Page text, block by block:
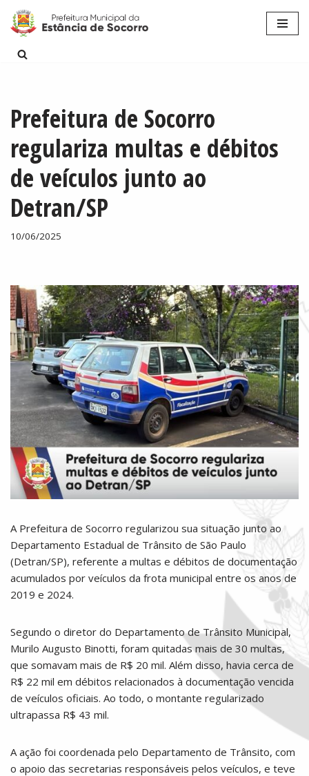
Pular
para
Prefeitura de Socorro
regulariza multas e débitos
de veículos junto ao
Detran/SP
10/06/2025
A Prefeitura de Socorro regularizou sua situação junto ao
Departamento Estadual de Trânsito de São Paulo
(Detran/SP), referente a multas e débitos de documentação
acumulados por veículos da frota municipal entre os anos de
2019 e 2024.
Segundo o diretor do Departamento de Trânsito Municipal,
Murilo Augusto Binotti, foram quitadas mais de 30 multas,
que somavam mais de R$ 20 mil. Além disso, havia cerca de
R$ 22 mil em débitos relacionados à documentação vencida
de veículos oficiais. Ao todo, o montante regularizado
ultrapassa R$ 43 mil.
A ação foi coordenada pelo Departamento de Trânsito, com
o apoio das secretarias responsáveis pelos veículos, e teve